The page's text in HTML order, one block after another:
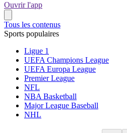
Ouvrir l'app
Tous les contenus
Sports populaires
Ligue 1
UEFA Champions League
UEFA Europa League
Premier League
NFL
NBA Basketball
Major League Baseball
NHL